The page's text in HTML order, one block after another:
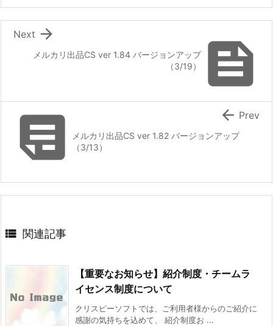

メルカリ出品CS ver 1.84 バージョンアップ
（3/19）

Next
メルカリ出品CS ver 1.82 バージョンアップ
（3/13）
 Prev
 関連記事
【重要なお知らせ】紹介制度・チームラ
イセンス制度について
クリスピーソフトでは、ご利用者様からのご紹介に
感謝の気持ちを込めて、 紹介制度お ...